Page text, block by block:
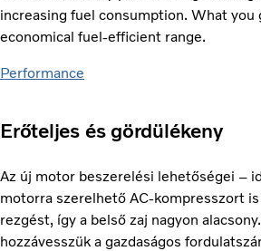
increasing fuel consumption. What
economical fuel-efficient range.
Performance
Erőteljes és gördülékeny
Az új motor beszerelési lehetőségei –
motorra szerelhető AC-kompresszort
rezgést, így a belső zaj nagyon
hozzávesszük a gazdaságos